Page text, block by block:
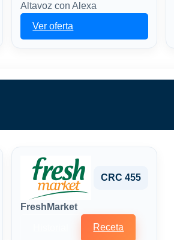
Altavoz con Alexa
Ver oferta
CRC 455
FreshMarket
Receta